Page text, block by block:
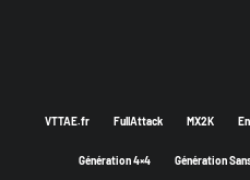
VTTAE.fr FullAttack MX2K
Génération 4×4 Génération